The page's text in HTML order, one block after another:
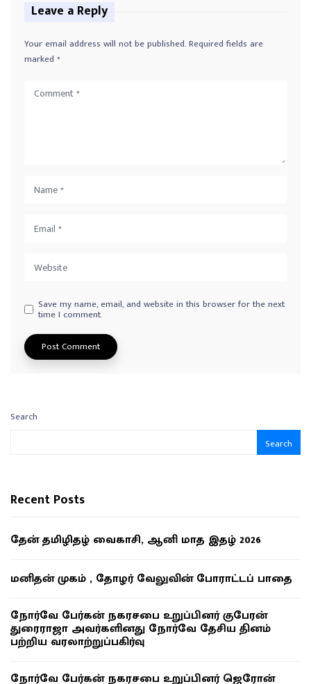
Leave a Reply
Your email address will not be published.Required fields are
marked *
Save my name, email, and website in this browser for the next
time I comment.
Search
Search
Recent Posts
தேன் தமிழிதழ் வைகாசி, ஆனி மாத இதழ் 2026
மனிதன் முகம் , தோழர் வேலுவின் போராட்டப் பாதை
நோர்வே பேர்கன் நகரசபை உறுப்பினர் குபேரன்
துரைராஜா அவர்களினது நோர்வே தேசிய தினம்
பற்றிய வரலாற்றுப்பகிர்வு
நோர்வே பேர்கன் நகரசபை உறுப்பினர் ஜெரோன்